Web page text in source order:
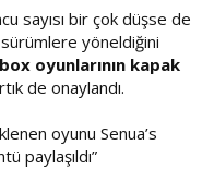
sayısı bir çok düşse de
yöneldiğini
oyunlarının kapak
de onaylandı.
oyunu Senua’s
paylaşıldı”